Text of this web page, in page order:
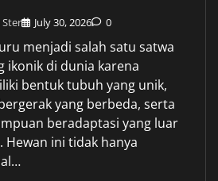
Ster July 30, 2026 0
menjadi salah satu satwa
ikonik di dunia karena
bentuk tubuh yang unik,
yang berbeda, serta
beradaptasi yang luar
Hewan ini tidak hanya